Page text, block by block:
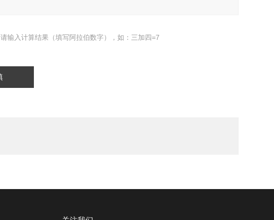
请输入计算结果（填写阿拉伯数字），如：三加四=7